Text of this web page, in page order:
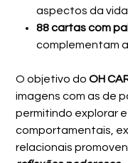
aspectos da
88 cartas com
complementam
O objetivo doOH
imagens com as de
permitindo explorar
comportamentais,
relacionais